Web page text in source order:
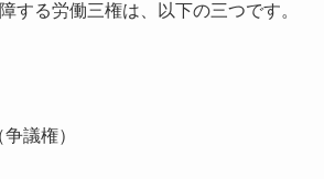
する労働三権は、以下の三つです。
議権）